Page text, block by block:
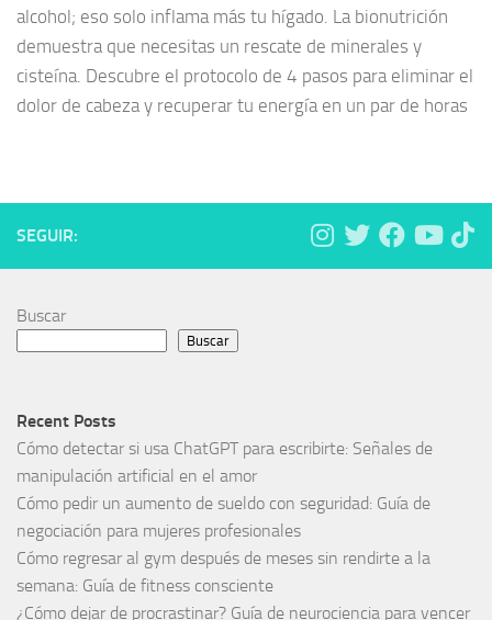
alcohol; eso solo inflama más tu hígado. La bionutrición
demuestra que necesitas un rescate de minerales y
cisteína. Descubre el protocolo de 4 pasos para eliminar el
dolor de cabeza y recuperar tu energía en un par de horas
SEGUIR:
Buscar
Buscar
Recent Posts
Cómo detectar si usa ChatGPT para escribirte: Señales de
manipulación artificial en el amor
Cómo pedir un aumento de sueldo con seguridad: Guía de
negociación para mujeres profesionales
Cómo regresar al gym después de meses sin rendirte a la
semana: Guía de fitness consciente
¿Cómo dejar de procrastinar? Guía de neurociencia para vencer